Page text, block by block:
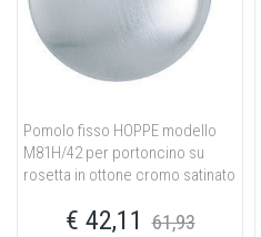
Pomolo fisso HOPPE modello
M81H/42 per portoncino su
rosetta in ottone cromo satinato
€ 42,11 61,93